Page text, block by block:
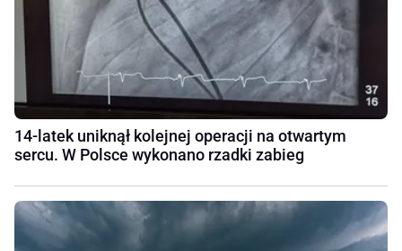
14-latek uniknął kolejnej operacji na otwartym
sercu. W Polsce wykonano rzadki zabieg